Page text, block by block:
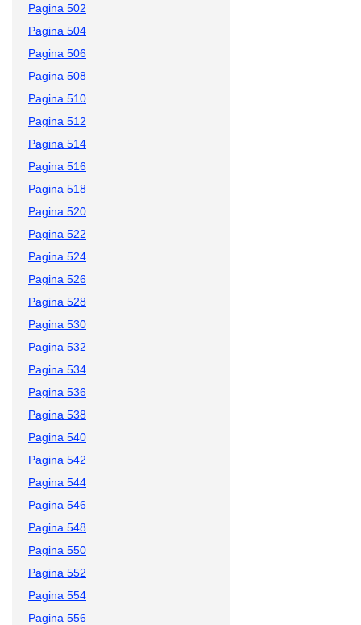
Pagina 502
Pagina 504
Pagina 506
Pagina 508
Pagina 510
Pagina 512
Pagina 514
Pagina 516
Pagina 518
Pagina 520
Pagina 522
Pagina 524
Pagina 526
Pagina 528
Pagina 530
Pagina 532
Pagina 534
Pagina 536
Pagina 538
Pagina 540
Pagina 542
Pagina 544
Pagina 546
Pagina 548
Pagina 550
Pagina 552
Pagina 554
Pagina 556